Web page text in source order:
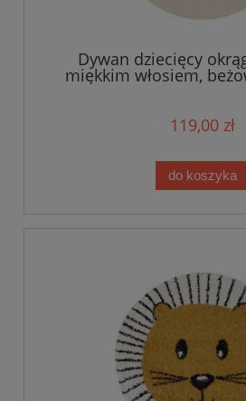
Dywan dziecięcy
miękkim włosiem,
119,00 zł
do koszyka